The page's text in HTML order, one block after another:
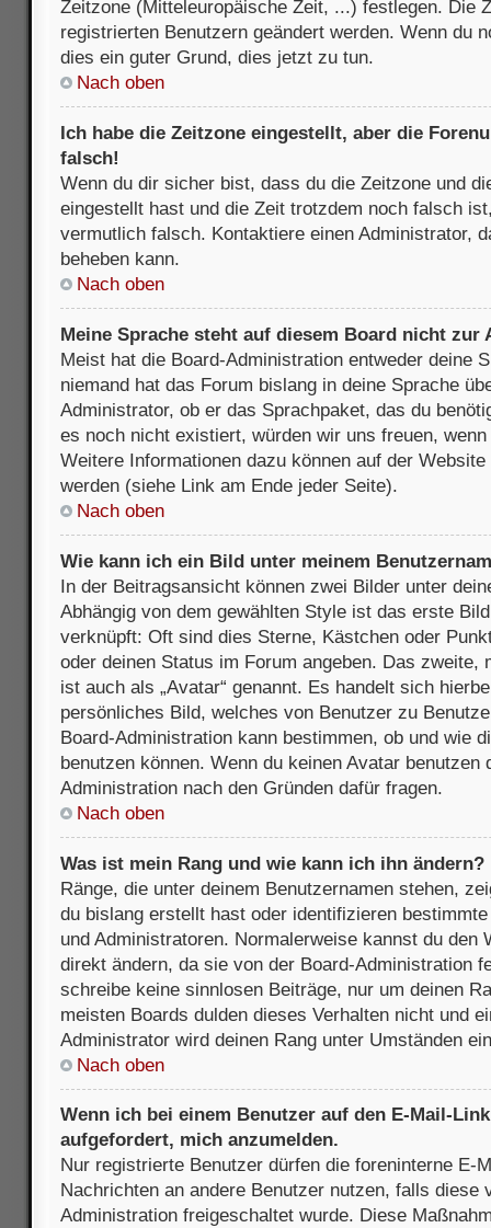
Zeitzone (Mitteleuropäische Zeit, ...) festlegen. Die
registrierten Benutzern geändert werden. Wenn du
dies ein guter Grund, dies jetzt zu tun.
Nach oben
Ich habe die Zeitzone eingestellt, aber die
falsch!
Wenn du dir sicher bist, dass du die Zeitzone und
eingestellt hast und die Zeit trotzdem noch falsch
vermutlich falsch. Kontaktiere einen Administrator,
beheben kann.
Nach oben
Meine Sprache steht auf diesem Board nicht zur
Meist hat die Board-Administration entweder deine
niemand hat das Forum bislang in deine Sprache
Administrator, ob er das Sprachpaket, das du
es noch nicht existiert, würden wir uns freuen,
Weitere Informationen dazu können auf der
werden (siehe Link am Ende jeder Seite).
Nach oben
Wie kann ich ein Bild unter meinem
In der Beitragsansicht können zwei Bilder unter
Abhängig von dem gewählten Style ist das erste
verknüpft: Oft sind dies Sterne, Kästchen oder
oder deinen Status im Forum angeben. Das zweite,
ist auch als „Avatar“ genannt. Es handelt sich
persönliches Bild, welches von Benutzer zu
Board-Administration kann bestimmen, ob und wie
benutzen können. Wenn du keinen Avatar
Administration nach den Gründen dafür fragen.
Nach oben
Was ist mein Rang und wie kann ich ihn ändern?
Ränge, die unter deinem Benutzernamen stehen,
du bislang erstellt hast oder identifizieren
und Administratoren. Normalerweise kannst du den
direkt ändern, da sie von der Board-Administration
schreibe keine sinnlosen Beiträge, nur um deinen
meisten Boards dulden dieses Verhalten nicht und
Administrator wird deinen Rang unter Umständen
Nach oben
Wenn ich bei einem Benutzer auf den E-Mail-
aufgefordert, mich anzumelden.
Nur registrierte Benutzer dürfen die foreninterne E-
Nachrichten an andere Benutzer nutzen, falls diese
Administration freigeschaltet wurde. Diese